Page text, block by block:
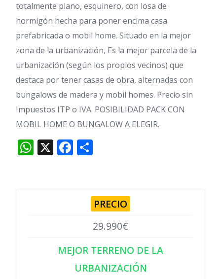
totalmente plano, esquinero, con losa de
hormigón hecha para poner encima casa
prefabricada o mobil home. Situado en la mejor
zona de la urbanización, Es la mejor parcela de la
urbanización (según los propios vecinos) que
destaca por tener casas de obra, alternadas con
bungalows de madera y mobil homes. Precio sin
Impuestos ITP o IVA. POSIBILIDAD PACK CON
MOBIL HOME O BUNGALOW A ELEGIR.
WhatsApp
X Facebook
PRECIO
29.990€
MEJOR TERRENO DE LA
URBANIZACIÓN